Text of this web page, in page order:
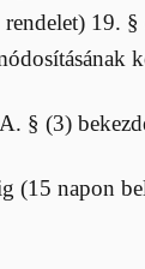
19. §
§ (3)
(15 napon